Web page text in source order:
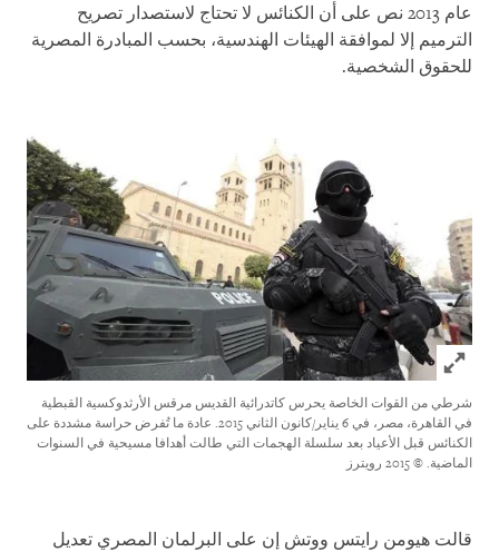
عام 2013 نص على أن الكنائس لا تحتاج لاستصدار تصريح
الترميم إلا لموافقة الهيئات الهندسية، بحسب المبادرة المصرية
للحقوق الشخصية.
Click to expand Image
شرطي من القوات الخاصة يحرس كاتدرائية القديس مرقس الأرثدوكسية القبطية
في القاهرة، مصر، في 6 يناير/كانون الثاني 2015. عادة ما تُفرض حراسة مشددة على
الكنائس قبل الأعياد بعد سلسلة الهجمات التي طالت أهدافا مسيحية في السنوات
الماضية. © 2015 رويترز
قالت هيومن رايتس ووتش إن على البرلمان المصري تعديل